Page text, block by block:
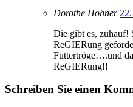
Dorothe Hohner
Die gibt es, zuhauf!
ReGIERung
Futtertröge….und
ReGIERung!!
Schreiben Sie einen